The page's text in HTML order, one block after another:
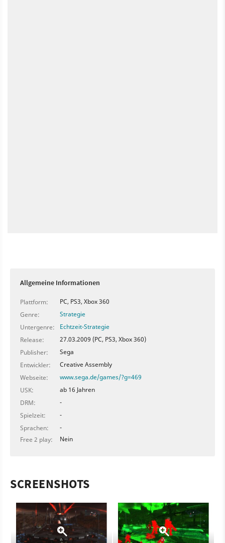
Allgemeine Informationen
Plattform:
PC, PS3, Xbox 360
Genre:
Strategie
Untergenre:
Echtzeit-Strategie
Release:
27.03.2009 (PC, PS3, Xbox 360)
Publisher:
Sega
Entwickler:
Creative Assembly
Webseite:
www.sega.de/games/?g=469
USK:
ab 16 Jahren
DRM:
-
Spielzeit:
-
Sprachen:
-
Free 2 play:
Nein
SCREENSHOTS